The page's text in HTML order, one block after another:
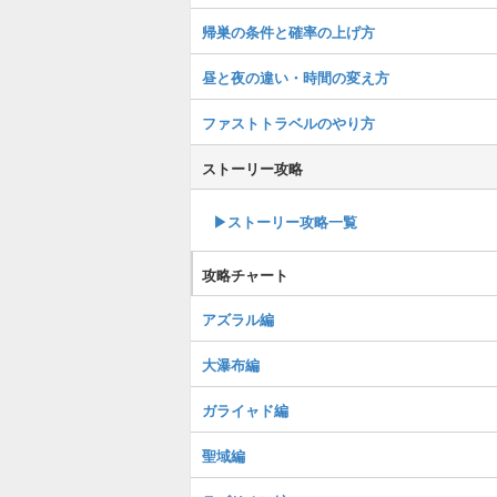
帰巣の条件と確率の上げ方
昼と夜の違い・時間の変え方
ファストトラベルのやり方
ストーリー攻略
▶︎ストーリー攻略一覧
攻略チャート
アズラル編
大瀑布編
ガライャド編
聖域編